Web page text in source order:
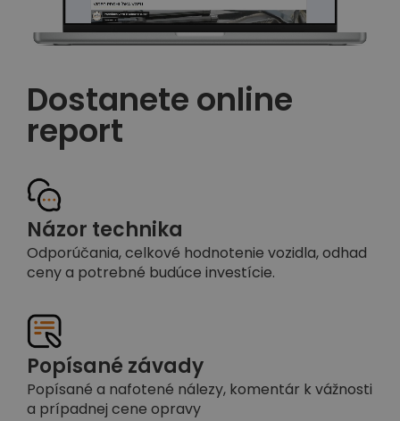
Dostanete online
report
Názor technika
Odporúčania, celkové hodnotenie vozidla, odhad
ceny a potrebné budúce investície.
Popísané závady
Popísané a nafotené nálezy, komentár k vážnosti
a prípadnej cene opravy